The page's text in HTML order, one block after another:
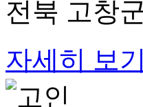
전북 고창
자세히 보기